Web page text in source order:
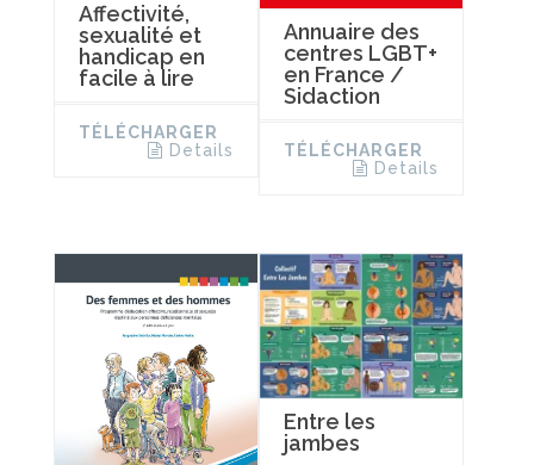
Affectivité,
sexualité et
handicap en
facile à lire
TÉLÉCHARGER
Details
Annuaire des
centres LGBT+
en France /
Sidaction
TÉLÉCHARGER
Details
Entre les
jambes